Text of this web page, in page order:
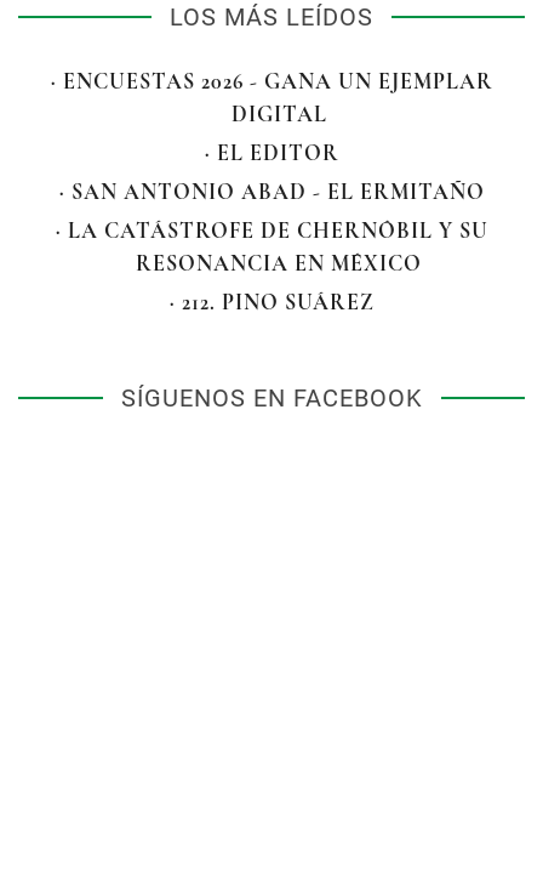
LOS MÁS LEÍDOS
· ENCUESTAS 2026 - GANA UN EJEMPLAR
DIGITAL
· EL EDITOR
· SAN ANTONIO ABAD - EL ERMITAÑO
· LA CATÁSTROFE DE CHERNÓBIL Y SU
RESONANCIA EN MÉXICO
· 212. PINO SUÁREZ
SÍGUENOS EN FACEBOOK